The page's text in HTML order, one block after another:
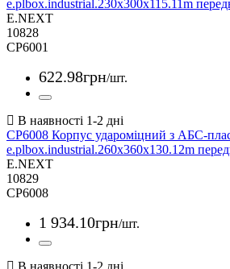
e.plbox.industrial.230x300x115.11m
E.NEXT
10828
CP6001
622.98грн/шт.
CP6008 Корпус удароміцний з АБС-
e.plbox.industrial.260x360x130.12m
E.NEXT
10829
CP6008
1 934.10грн/шт.